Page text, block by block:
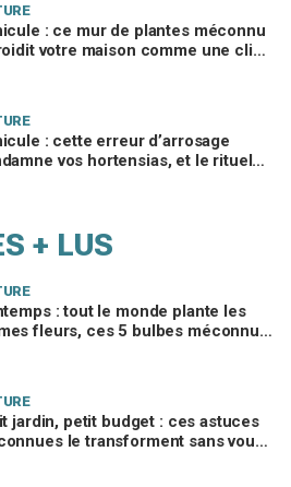
: ce mur de plantes méconnu
votre maison comme une clim,
: cette erreur d’arrosage
vos hortensias, et le rituel
+ LUS
: tout le monde plante les
fleurs, ces 5 bulbes méconnus
jardin, petit budget : ces astuces
le transforment sans vous